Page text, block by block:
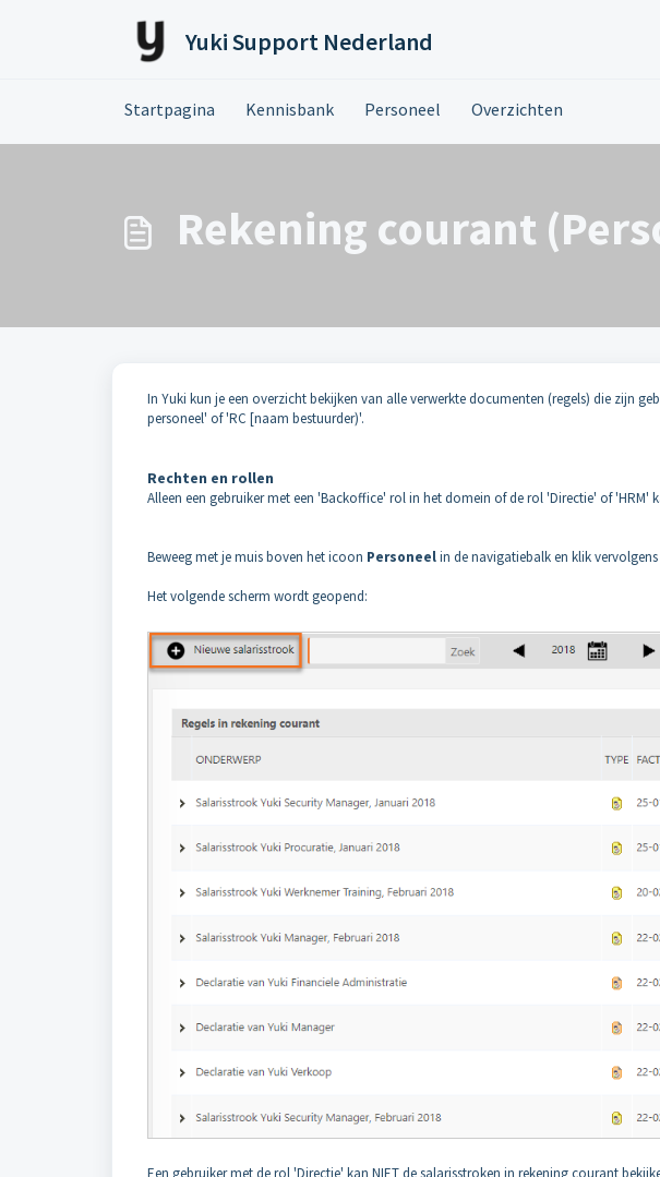
Yuki Support Nederland
Startpagina Kennisbank Personeel Overzichten
Rekening courant
In Yuki kun je een overzicht bekijken van alle verwerkte documenten (regels) die zijn
personeel' of 'RC [naam bestuurder)'.
Rechten en rollen
Alleen een gebruiker met een 'Backoffice' rol in het domein of de rol 'Directie' of 'HRM'
Beweeg met je muis boven het icoon Personeelin de navigatiebalk en klik
Het volgende scherm wordt geopend: